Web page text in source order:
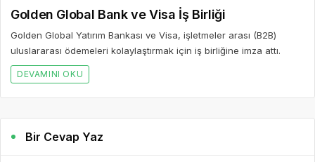
Golden Global Bank ve Visa İş Birliği
Golden Global Yatırım Bankası ve Visa, işletmeler arası (B2B)
uluslararası ödemeleri kolaylaştırmak için iş birliğine imza attı.
DEVAMINI OKU
Bir Cevap Yaz